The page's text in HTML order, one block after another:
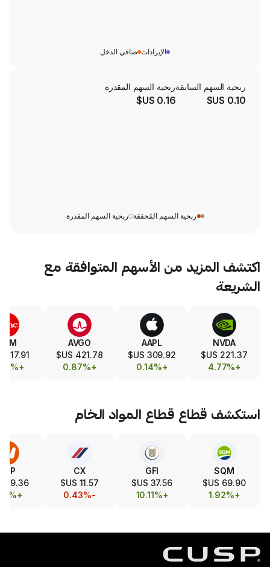
ربحية السهم المقدرة
0.16 US$
ربحية السهم المُحققة ربحية السهم المقدرة
من الأسهم المتوافقة مع
AAPL
309.92 US$
+0.14%
AVGO
421.78 US$
+0.87%
TSM
417.91 US$
+0.03%
322.77 US$
-1.35%
قطاع المواد الخام
GFI
37.56 US$
+10.11%
CX
11.57 US$
-0.43%
BHP
89.36 US$
+2.17%
491.25 US$
+1.44%